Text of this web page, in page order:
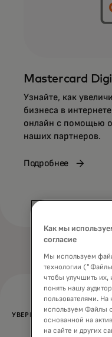
Mastercard
Узнайте, как
бизнеса в
онлайн с помощью
наших партнеров.
Подробнее
УВЕРЕННОСТЬ
Как мы
согласие
Мы используем
технологии
чтобы улучшить их,
понять нашу
пользователями.
используем Файлы
основанной на
на сайте и других